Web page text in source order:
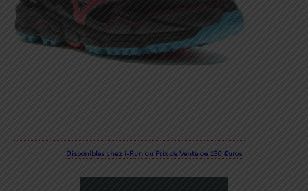
Disponibles chez i-Run au Prix de Vente de 130 €uros